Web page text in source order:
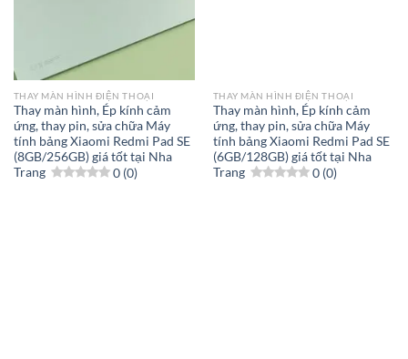
THAY MÀN HÌNH ĐIỆN THOẠI
Thay màn hình, Ép kính cảm
ứng, thay pin, sửa chữa Máy
tính bảng Xiaomi Redmi Pad SE
(8GB/256GB) giá tốt tại Nha
Trang
0 (0)
THAY MÀN HÌNH ĐIỆN THOẠI
Thay màn hình, Ép kính cảm
ứng, thay pin, sửa chữa Máy
tính bảng Xiaomi Redmi Pad SE
(6GB/128GB) giá tốt tại Nha
Trang
0 (0)